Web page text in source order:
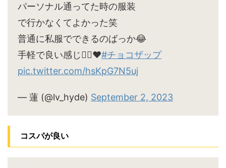
パーソナル通ってた時の服装
で行かなくてよかった笑
普通に私服でできるのばっか😂
手軽で良い感じ🙆‍♀️♥#チョコザップ
pic.twitter.com/hsKpG7N5uj
— 蓮 (@lv_hyde) September 2, 2023
コスパが良い